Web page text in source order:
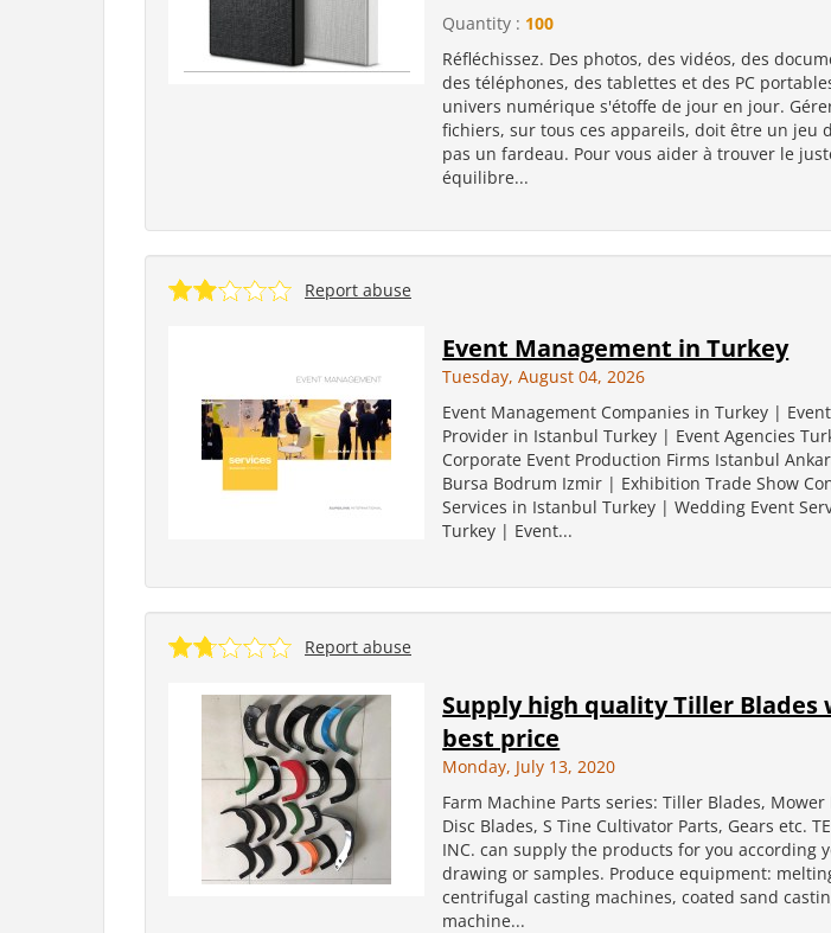
Quantity : 100
Réfléchissez. Des photos, des vidéos, des
des téléphones, des tablettes et des PC
univers numérique s'étoffe de jour en jour.
fichiers, sur tous ces appareils, doit être un jeu
pas un fardeau. Pour vous aider à trouver le
équilibre...
Report abuse
Event Management in Turkey
Tuesday, August 04, 2026
Event Management Companies in Turkey |
Provider in Istanbul Turkey | Event Agencies
Corporate Event Production Firms Istanbul
Bursa Bodrum Izmir | Exhibition Trade Show
Services in Istanbul Turkey | Wedding Event
Turkey | Event...
Report abuse
Supply high quality Tiller Blades
best price
Monday, July 13, 2020
Farm Machine Parts series: Tiller Blades, Mower
Disc Blades, S Tine Cultivator Parts, Gears etc.
INC. can supply the products for you according
drawing or samples. Produce equipment:
centrifugal casting machines, coated sand
machine...